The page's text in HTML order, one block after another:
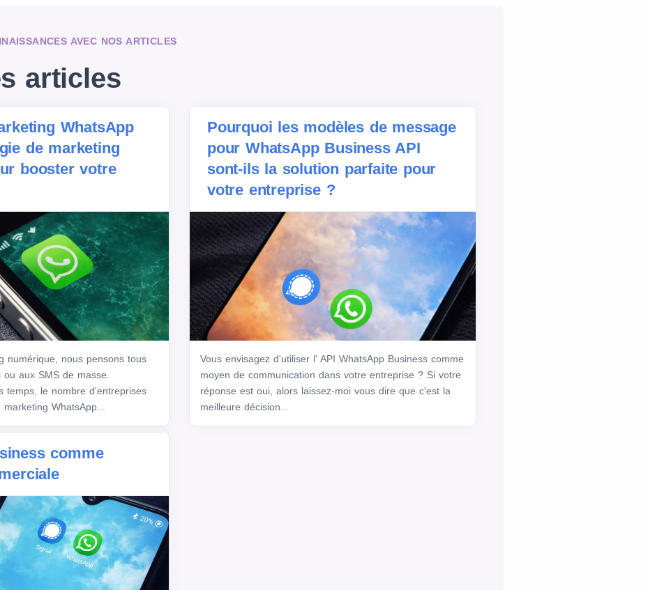
AVEC NOS ARTICLES
articles
WhatsApp
de marketing
booster votre
numérique, nous pensons tous
aux SMS de masse.
temps, le nombre d'entreprises
WhatsApp...
Pourquoi les modèles de message
pour WhatsApp Business API
sont-ils la solution parfaite pour
votre entreprise ?
Vous envisagez d'utiliser l' API WhatsApp Business comme
moyen de communication dans votre entreprise ? Si votre
réponse est oui, alors laissez-moi vous dire que c'est la
meilleure décision...
comme